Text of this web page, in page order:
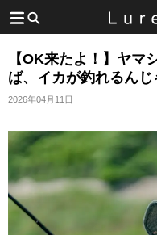
【OK来たよ！】ヤマ
ば、イカが釣れるんじ
2026年04月11日